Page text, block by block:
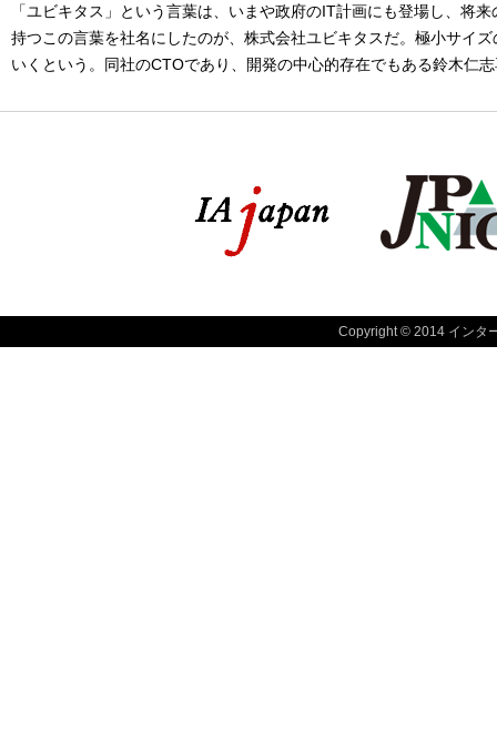
「ユビキタス」という言葉は、いまや政府のIT計画にも登場し、将
持つこの言葉を社名にしたのが、株式会社ユビキタスだ。極小サイ
いくという。同社のCTOであり、開発の中心的存在でもある鈴木仁
Copyright © 2014 インタ